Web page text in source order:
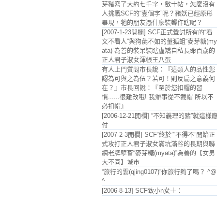
芽豬寫了大約七千字，數十帖，怎麼沒有
人挑戰SCF的“壹個字”呢？豬妖已經原形
畢現，牠的朋友憑什麼裝聾作瞎呢？
[2007-1-23開欄] SCF正式聲討所有的“看
文不看人”與狗彘不如的董狐蛆“麥芽糖(my
ata)”為善的裝呆裝瞎虛矯自私長命百歲的
正人君子淑女渾帳王八蛋
有人上門質問市長說：『這類人的品性您
認為可與之為伍？若可！則反扁之意義何
在？』市長回說：『至於您扣帽的習
慣......很難改哦! 我辦事從不戴帽 所以不
必扣帽』
[2006-12-21開欄] “不知義理的豬”就這樣
付
[2007-2-3開欄] SCF“終於”“不得不”開始正
式攻打正人君子淑女滿坑滿谷的長期與聯
網老牌孽畜“麥芽糖(myata)”為善的【女男
大不同】城市
“旅行的雲(qjing0107)”你旅行夠了嗎？ ^@
^
[2006-8-13] SCF致小n女士：